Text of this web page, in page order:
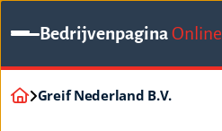
BedrijvenpaginaOnline
Greif Nederland B.V.